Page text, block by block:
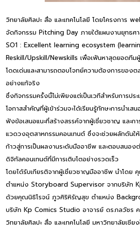
วิทยาลัยศิลปะ สื่อ และเทคโนโลยี โดยโครงการ
จัดกิจกรรม Pitching Day ภายใต้แผนงานยุทธศ
SO1 : Excellent learning ecosystem
Reskill/Upskill/Newskills เพื่อเฟ้นหาสุดยอดทีม
โดดเด่นและสามารถตอบโจทย์ความต้องการของ
อย่างแท้จริง
ซึ่งกิจกรรมครั้งนี้ไม่เพียงแต่เป็นเวทีสำหรับการปร
โอกาสสำคัญที่ผู้เข้าร่วมจะได้เรียนรู้ทักษะการนำเ
ฟังข้อเสนอแนะที่สร้างสรรค์จากผู้เชี่ยวชาญ และก
แวดวงอุตสาหกรรมคอนเทนต์ ซึ่งจะช่วยผลักดันใ
ก้าวสู่การเป็นผลงานระดับมืออาชีพ และตอบสนอ
ดิจิทัลคอนเทนต์ที่มีการเติบโตอย่างรวดเร็ว
โดยได้รับเกียรติจากผู้เชี่ยวชาญมืออาชีพ นำโด
ตำแหน่ง Storyboard Supervisor จากบริษัท
ด้วยคุณนิธิโรจน์ ภูวศิริหิรัญสุข ตำแหน่ง
บริษัท Kp Comics Studio อาจารย์ ดร.กลวัชร
วิทยาลัยศิลปะ สื่อ และเทคโนโลยี มหาวิทยาลัยเชีย